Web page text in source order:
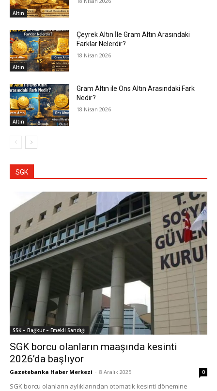
Altın
Altın
Çeyrek Altın İle Gram Altın Arasındaki
Farklar Nelerdir?
18 Nisan 2026
Altın
Gram Altın ile Ons Altın Arasındaki Fark
Nedir?
18 Nisan 2026
SGK
SSK – Bağkur – Emekli Sandığı
SGK borcu olanların maaşında kesinti
2026’da başlıyor
Gazetebanka Haber Merkezi - 8 Aralık 2025 0
SGK borcu olanların aylıklarından otomatik kesinti dönemine